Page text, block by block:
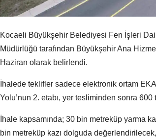
Kocaeli Büyükşehir Belediyesi Fen İşleri
Müdürlüğü tarafından Büyükşehir Ana
Haziran olarak belirlendi.
İhalede teklifler sadece elektronik ortam
Yolu’nun 2. etabı, yer tesliminden sonra
İhale kapsamında; 30 bin metreküp yarma
bin metreküp kazı dolguda